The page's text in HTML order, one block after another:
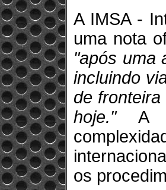
A IMSA -
uma nota
"após uma
incluindo
de
hoje."A
os